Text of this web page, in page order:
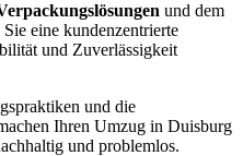
und dem
eine kundenzentrierte
und Zuverlässigkeit
und die
Ihren Umzug in Duisburg
und problemlos.